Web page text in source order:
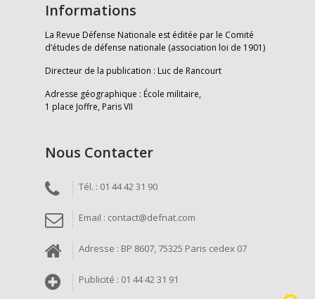
Informations
La Revue Défense Nationale est éditée par le Comité
d’études de défense nationale (association loi de 1901)
Directeur de la publication : Luc de Rancourt
Adresse géographique : École militaire,
1 place Joffre, Paris VII
Nous Contacter
Tél. : 01 44 42 31 90
Email : contact@defnat.com
Adresse : BP 8607, 75325 Paris cedex 07
Publicité : 01 44 42 31 91